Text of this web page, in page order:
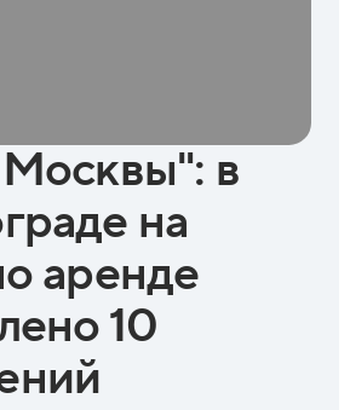
в
на
аренде
10